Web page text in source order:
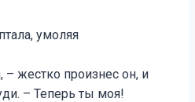
умоляя
жестко произнес он, и
– Теперь ты моя!